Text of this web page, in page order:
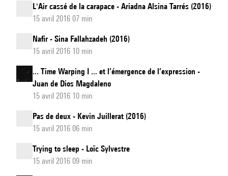
L'Air cassé de la carapace - Ariadna Alsina Tarrés (2016)
15 avril 2016 07 min
Nafir - Sina Fallahzadeh (2016)
15 avril 2016 10 min
... Time Warping I ... et l’émergence de l’expression -
Juan de Dios Magdaleno
15 avril 2016 10 min
Pas de deux - Kevin Juillerat (2016)
15 avril 2016 06 min
Trying to sleep - Loïc Sylvestre
15 avril 2016 09 min